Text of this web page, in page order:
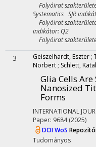
Folyóirat
Systematics SJR
Folyóirat
indikátor: Q2
Folyóirat
3 Geiszelhardt, Eszter ;
Norbert ; Schlett,
Glia Cells Are
Nanosized
Forms
INTERNATIONAL
Paper: 9684(2025)
DOIWoS
Tudományos